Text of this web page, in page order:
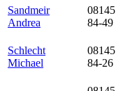
Sandmeir
Andrea
08145
84-49
Schlecht
Michael
08145
84-26